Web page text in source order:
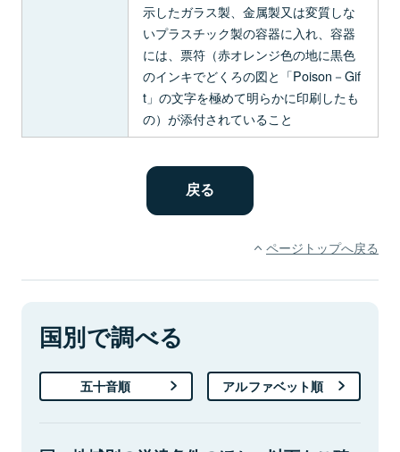
示したガラス製、金属製又は変質しな
いプラスチック製の容器に入れ、容器
には、票符（赤オレンジ色の地に黒色
のインキでどくろの図と「Poison－Gif
t」の文字を極めて明らかに印刷したも
の）が添付されていること
ページトップへ戻る
国別で調べる
五十音順 アルファベット順